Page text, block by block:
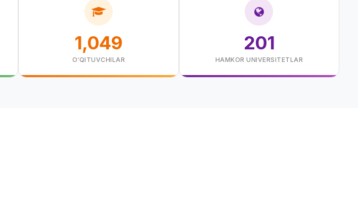
1,049
O‘QITUVCHILAR
201
HAMKOR UNIVERSITETLAR